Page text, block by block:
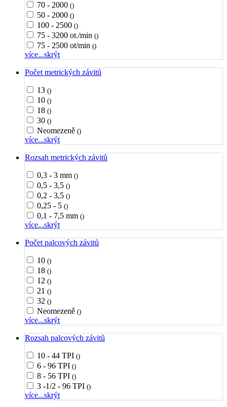
70 - 2000 ()
50 - 2000 ()
100 - 2500 ()
75 - 3200 ot./min ()
75 - 2500 ot/min ()
více...skrýt
Počet metrických závitů
13 ()
10 ()
18 ()
30 ()
Neomezeně ()
více...skrýt
Rozsah metrických závitů
0,3 - 3 mm ()
0,5 - 3,5 ()
0,2 - 3,5 ()
0,25 - 5 ()
0,1 - 7,5 mm ()
více...skrýt
Počet palcových závitů
10 ()
18 ()
12 ()
21 ()
32 ()
Neomezeně ()
více...skrýt
Rozsah palcových závitů
10 - 44 TPI ()
6 - 96 TPI ()
8 - 56 TPI ()
3 -1/2 - 96 TPI ()
více...skrýt